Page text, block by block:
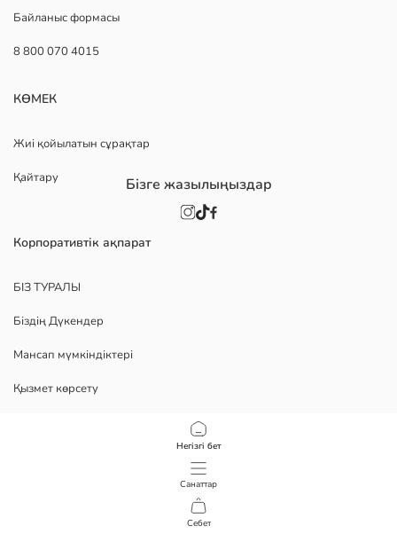
Негізгі бет
Санаттар
Себет
Байланыс формасы
8 800 070 4015
КӨМЕК
Жиі қойылатын сұрақтар
Қайтару
Корпоративтік ақпарат
БІЗ ТУРАЛЫ
Біздің Дүкендер
Мансап мүмкіндіктері
Қызмет көрсету
Бізге жазылыңыздар